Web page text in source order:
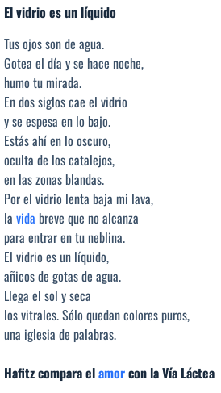
El vidrio es un líquido
Tus ojos son de agua.
Gotea el día y se hace noche,
humo tu mirada.
En dos siglos cae el vidrio
y se espesa en lo bajo.
Estás ahí en lo oscuro,
oculta de los catalejos,
en las zonas blandas.
Por el vidrio lenta baja mi lava,
la vida breve que no alcanza
para entrar en tu neblina.
El vidrio es un líquido,
añicos de gotas de agua.
Llega el sol y seca
los vitrales. Sólo quedan colores puros,
una iglesia de palabras.
Hafitz compara elamorcon la Vía Láctea